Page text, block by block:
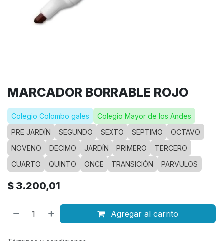
MARCADOR BORRABLE ROJO
Colegio Colombo gales
Colegio Mayor de los Andes
PRE JARDÍN
SEGUNDO SEXTO SEPTIMO
OCTAVO
NOVENO
DECIMO JARDÍN PRIMERO
TERCERO
CUARTO
QUINTO ONCE TRANSICIÓN PARVULOS
$ 3.200,01
Agregar al carrito